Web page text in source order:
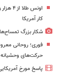
کار آمریکا
شکار بزرگ تمساح‌ها در مالزی
فوری؛ روحانی
حرکت‌های وحشیانه
پاسخ مورخ